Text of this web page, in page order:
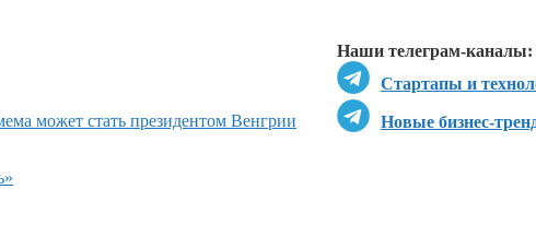
Наши телеграм-каналы:
Стартапы и
Новые бизнес-
может стать президентом Венгрии